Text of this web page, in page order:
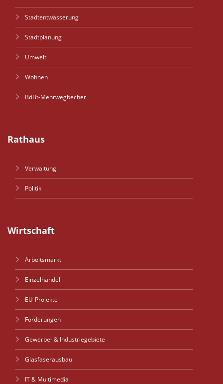
Stadtentwässerung
Stadtplanung
Umwelt
Wohnen
BdBt-Mehrwegbecher
Rathaus
Verwaltung
Politik
Wirtschaft
Arbeitsmarkt
Einzelhandel
EU-Projekte
Förderungen
Gewerbe- & Industriegebiete
Glasfaserausbau
IT & Multimedia